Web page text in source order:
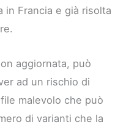
in Francia e già risolta
aggiornata, può
ad un rischio di
malevolo che può
di varianti che la